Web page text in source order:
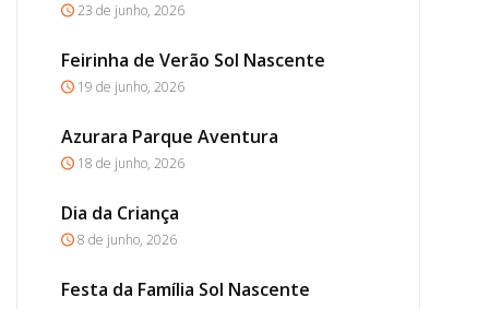
23 de junho, 2026
Feirinha de Verão Sol Nascente
19 de junho, 2026
Azurara Parque Aventura
18 de junho, 2026
Dia da Criança
8 de junho, 2026
Festa da Família Sol Nascente